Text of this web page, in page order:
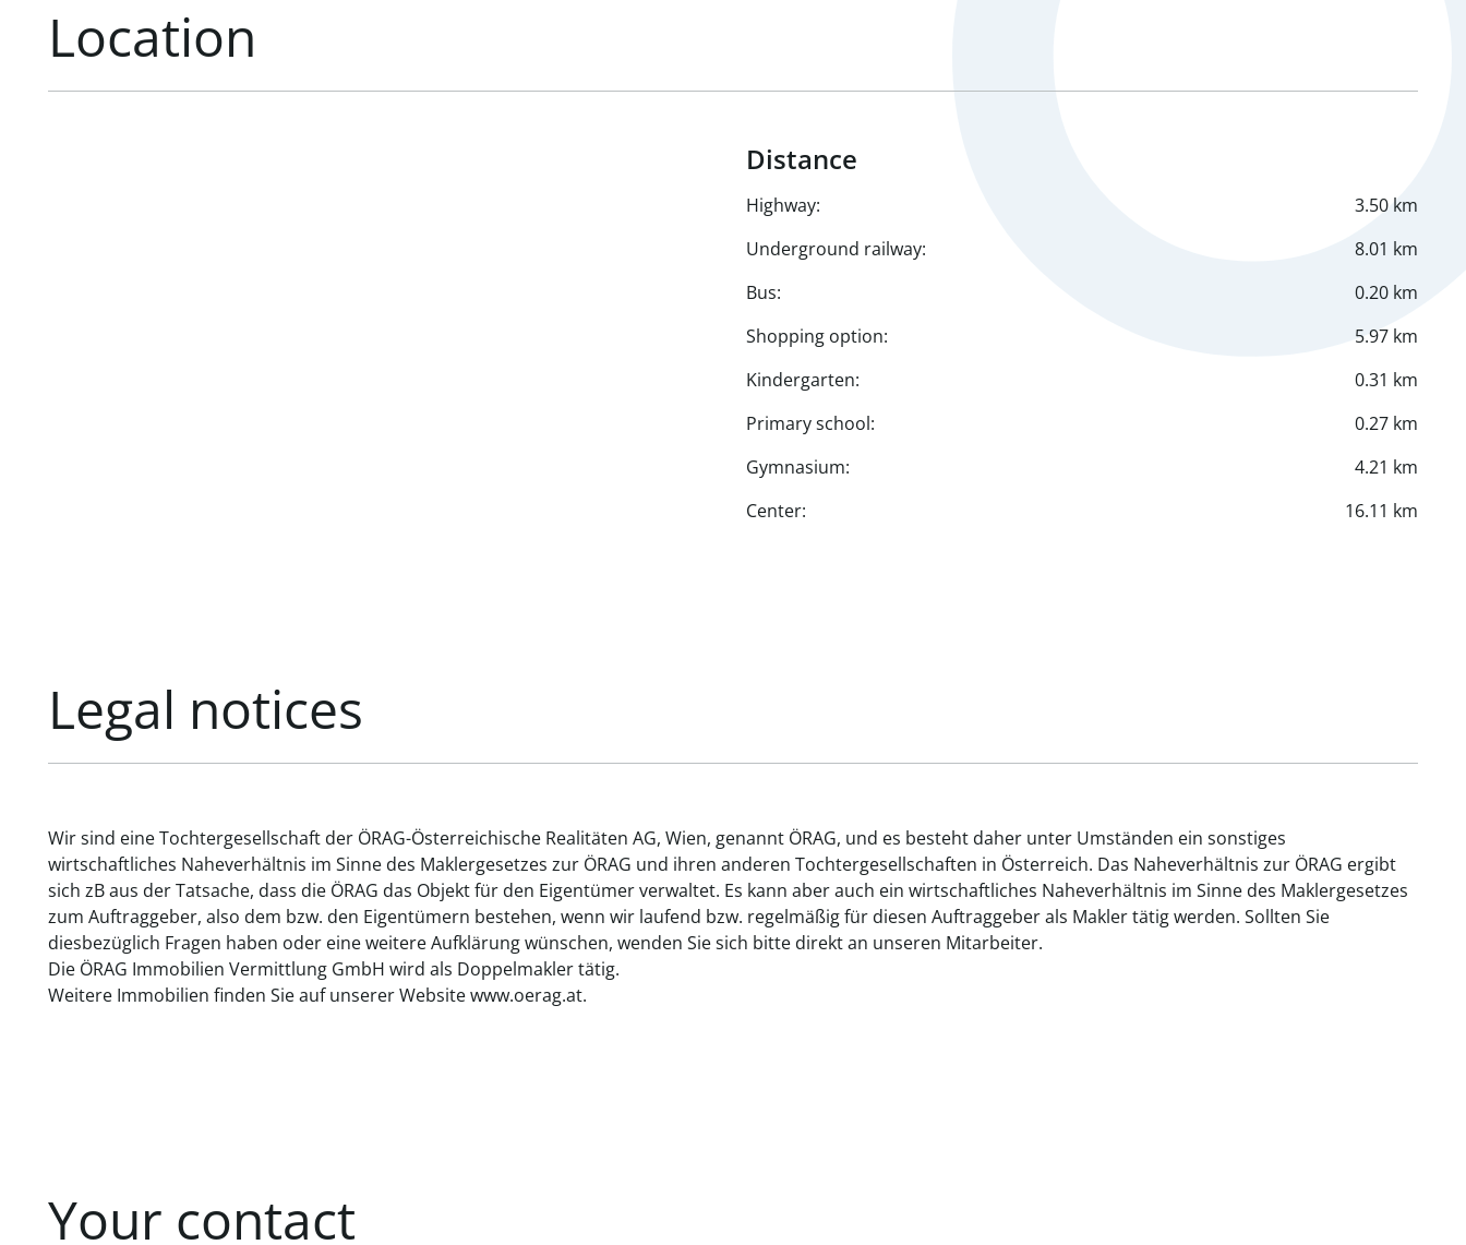
Location
Distance
Highway:
3.50 km
Underground railway:
8.01 km
Bus:
0.20 km
Shopping option:
5.97 km
Kindergarten:
0.31 km
Primary school:
0.27 km
Gymnasium:
4.21 km
Center:
16.11 km
Legal notices
Wir sind eine Tochtergesellschaft der ÖRAG-Österreichische Realitäten AG, Wien, genannt ÖRAG, und es besteht daher unter Umständen ein sonstiges
wirtschaftliches Naheverhältnis im Sinne des Maklergesetzes zur ÖRAG und ihren anderen Tochtergesellschaften in Österreich. Das Naheverhältnis zur ÖRAG ergibt
sich zB aus der Tatsache, dass die ÖRAG das Objekt für den Eigentümer verwaltet. Es kann aber auch ein wirtschaftliches Naheverhältnis im Sinne des Maklergesetzes
zum Auftraggeber, also dem bzw. den Eigentümern bestehen, wenn wir laufend bzw. regelmäßig für diesen Auftraggeber als Makler tätig werden. Sollten Sie
diesbezüglich Fragen haben oder eine weitere Aufklärung wünschen, wenden Sie sich bitte direkt an unseren Mitarbeiter.
Die ÖRAG Immobilien Vermittlung GmbH wird als Doppelmakler tätig.
Weitere Immobilien finden Sie auf unserer Website www.oerag.at.
Your contact